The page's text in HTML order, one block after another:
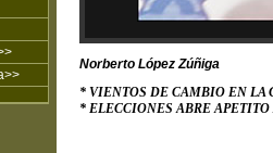
>>
Norberto López Zúñiga
* VIENTOS DE CAMBIO EN LA
* ELECCIONES ABRE APETITO